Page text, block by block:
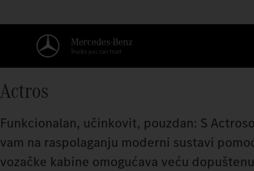
Actros
Funkcionalan, učinkovit, pouzdan: S
vam na raspolaganju moderni sustavi
vozačke kabine omogućava veću